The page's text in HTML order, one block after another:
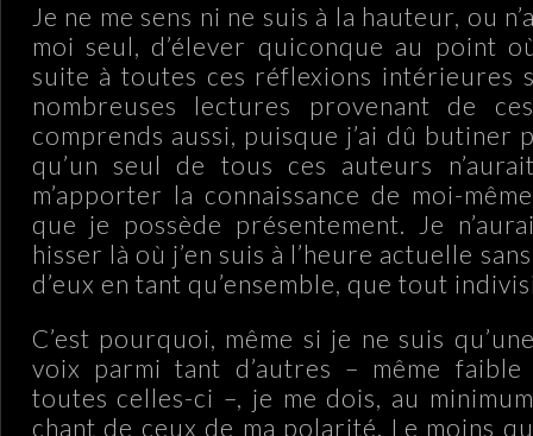
Je ne me sens ni ne suis à la hauteur, ou
moi seul, d’élever quiconque au point
suite à toutes ces réflexions intérieures
nombreuses lectures provenant de
comprends aussi, puisque j’ai dû butiner
qu’un seul de tous ces auteurs
m’apporter la connaissance de moi-
que je possède présentement. Je
hisser là où j’en suis à l’heure actuelle
d’eux en tant qu’ensemble, que tout
C’est pourquoi, même si je ne suis
voix parmi tant d’autres – même
toutes celles-ci –, je me dois, au
chant de ceux de ma polarité. Le moins